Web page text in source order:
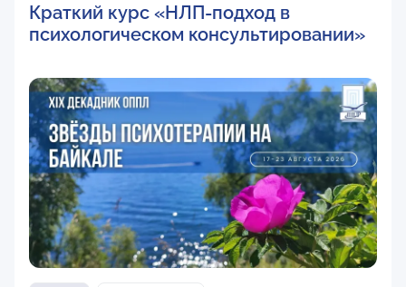
Краткий курс «НЛП-подход в
психологическом консультировании»